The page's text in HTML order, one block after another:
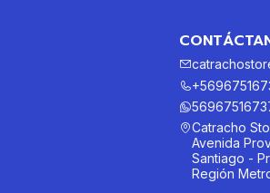
Catracho
Avenida
Santiago -
Región